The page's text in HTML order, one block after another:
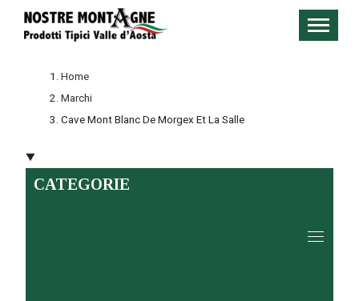
Home
Marchi
Cave Mont Blanc De Morgex Et La Salle
CATEGORIE